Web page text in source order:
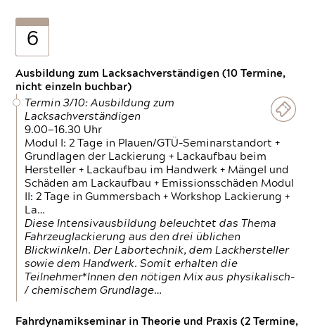
6
Ausbildung zum Lacksachverständigen (10 Termine,
nicht einzeln buchbar)
Termin 3/10: Ausbildung zum
Lacksachverständigen
9.00—16.30 Uhr
Modul I: 2 Tage in Plauen/GTÜ-Seminarstandort +
Grundlagen der Lackierung + Lackaufbau beim
Hersteller + Lackaufbau im Handwerk + Mängel und
Schäden am Lackaufbau + Emissionsschäden Modul
II: 2 Tage in Gummersbach + Workshop Lackierung +
La…
Diese Intensivausbildung beleuchtet das Thema
Fahrzeuglackierung aus den drei üblichen
Blickwinkeln. Der Labortechnik, dem Lackhersteller
sowie dem Handwerk. Somit erhalten die
Teilnehmer*Innen den nötigen Mix aus physikalisch-
/ chemischem Grundlage…
Fahrdynamikseminar in Theorie und Praxis (2 Termine,